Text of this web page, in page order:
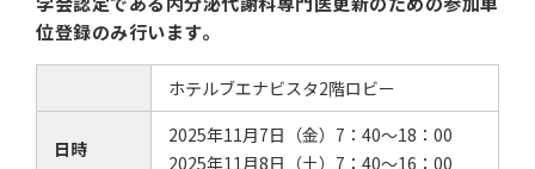
位登録のみ行います。
ホテルブエナビスタ2階ロビー
日時
2025年11月7日（金）7：40～18：00
2025年11月8日（土）7：40～16：00